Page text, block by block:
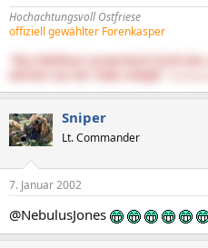
Hochachtungsvoll Ostfriese
offiziell gewählter Forenkasper
"Das Publikum verwechselt leicht
Sniper
Lt. Commander
7. Januar 2002
@NebulusJones